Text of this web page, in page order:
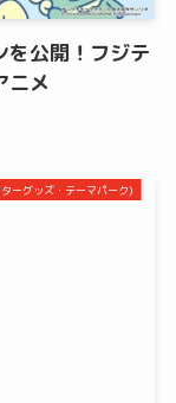
を公開！フジテ
ニメ
ーグッズ・テーマパーク)